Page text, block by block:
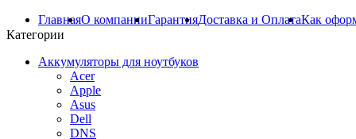
ГлавнаяО компанииГарантияДоставка и ОплатаКак
Категории
Аккумуляторы для ноутбуков
Acer
Apple
Asus
Dell
DNS